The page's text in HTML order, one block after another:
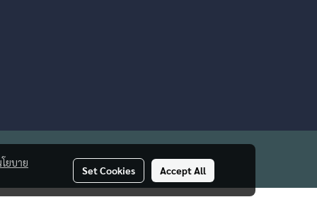
ยบาย
Set Cookies Accept All